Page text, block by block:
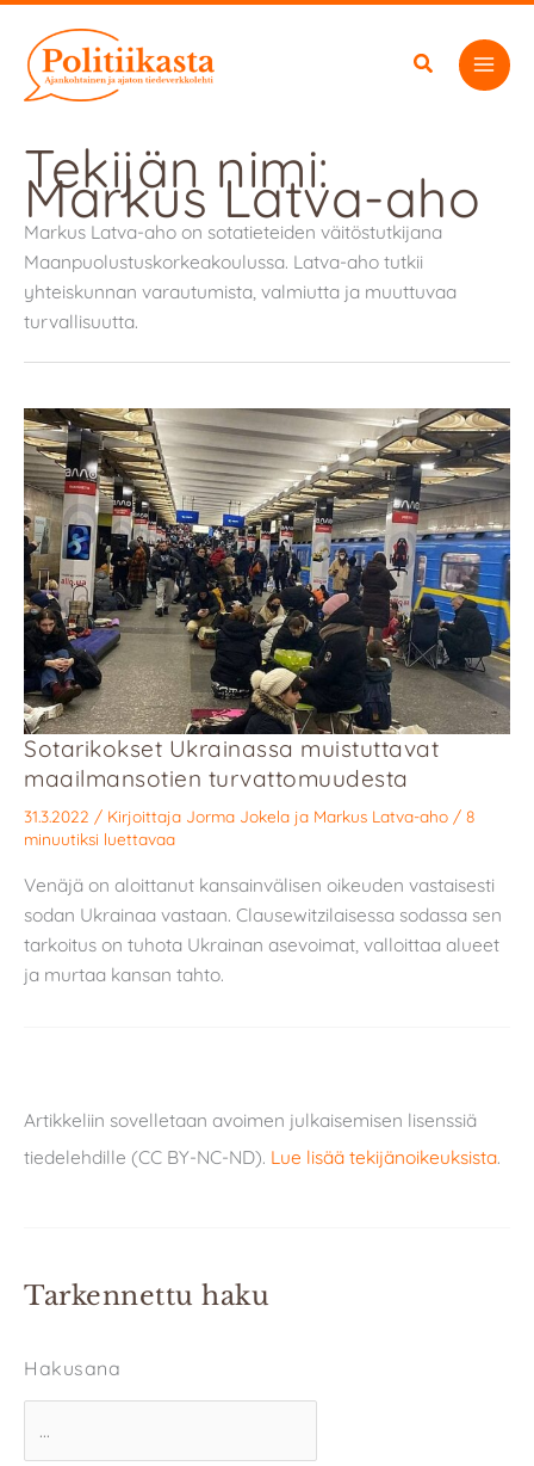
sisältöön
Tekijän nimi:
Markus Latva-aho
Markus Latva-aho on sotatieteiden väitöstutkijana
Maanpuolustuskorkeakoulussa. Latva-aho tutkii
yhteiskunnan varautumista, valmiutta ja muuttuvaa
turvallisuutta.
Sotarikokset Ukrainassa muistuttavat
maailmansotien turvattomuudesta
31.3.2022 / Kirjoittaja Jorma Jokela ja Markus Latva-aho / 8
minuutiksi luettavaa
Venäjä on aloittanut kansainvälisen oikeuden vastaisesti
sodan Ukrainaa vastaan. Clausewitzilaisessa sodassa sen
tarkoitus on tuhota Ukrainan asevoimat, valloittaa alueet
ja murtaa kansan tahto.
Artikkeliin sovelletaan avoimen julkaisemisen lisenssiä
tiedelehdille (CC BY-NC-ND). Lue lisää tekijänoikeuksista.
Tarkennettu haku
Hakusana